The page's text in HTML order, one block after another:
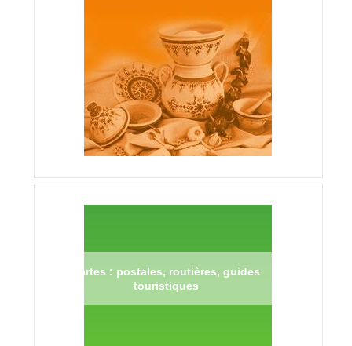
Cartes : postales, routières, guides
touristiques